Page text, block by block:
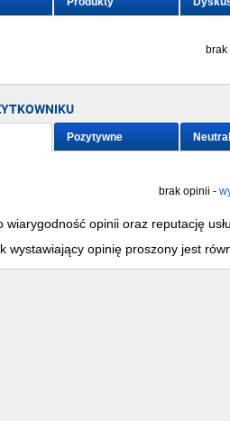
brak
Pozytywne
brak opinii -
wiarygodność opinii oraz reputację
wystawiający opinię proszony jest